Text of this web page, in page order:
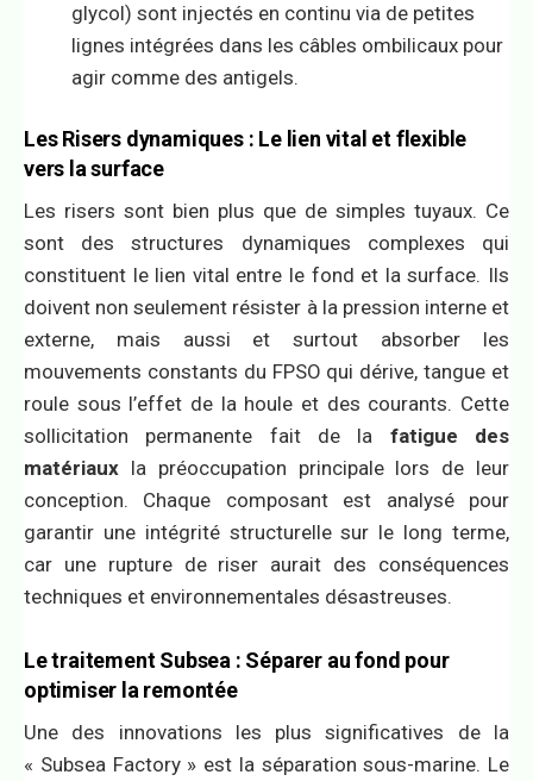
glycol) sont injectés en continu via de petites
lignes intégrées dans les câbles ombilicaux pour
agir comme des antigels.
Les Risers dynamiques : Le lien vital et flexible
vers la surface
Les risers sont bien plus que de simples tuyaux. Ce
sont des structures dynamiques complexes qui
constituent le lien vital entre le fond et la surface. Ils
doivent non seulement résister à la pression interne et
externe, mais aussi et surtout absorber les
mouvements constants du FPSO qui dérive, tangue et
roule sous l’effet de la houle et des courants. Cette
sollicitation permanente fait de la fatigue des
matériaux la préoccupation principale lors de leur
conception. Chaque composant est analysé pour
garantir une intégrité structurelle sur le long terme,
car une rupture de riser aurait des conséquences
techniques et environnementales désastreuses.
Le traitement Subsea : Séparer au fond pour
optimiser la remontée
Une des innovations les plus significatives de la
« Subsea Factory » est la séparation sous-marine. Le